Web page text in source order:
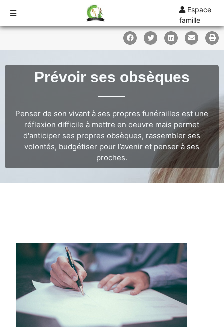
Espace
famille
DÉMARCHES
ORGANISATION / PRÉPARATION
URGENCE / ASSISTANCE
AGENCES
SARREGUEMINES
Prévoir ses obsèques
Penser de son vivant à ses propres funérailles est une
réflexion difficile à mettre en oeuvre mais permet
d'anticiper ses propres obsèques, rassembler ses
volontés, budgétiser pour l’avenir et penser à ses
proches.